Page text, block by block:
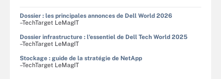
Dossier : les principales annonces de Dell World 2026
–TechTarget LeMagIT
Dossier infrastructure : l'essentiel de Dell Tech World 2025
–TechTarget LeMagIT
Stockage : guide de la stratégie de NetApp
–TechTarget LeMagIT